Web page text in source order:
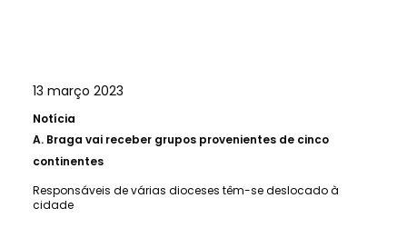
13 março 2023
Notícia
A. Braga vai receber grupos provenientes de cinco
continentes
Responsáveis de várias dioceses têm-se deslocado à
cidade